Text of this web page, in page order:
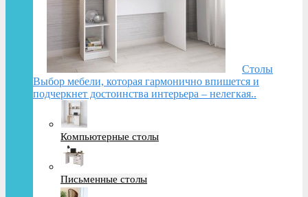
Столы
Выбор мебели, которая гармонично впишется и
подчеркнет достоинства интерьера – нелегкая..
Компьютерные столы
Письменные столы